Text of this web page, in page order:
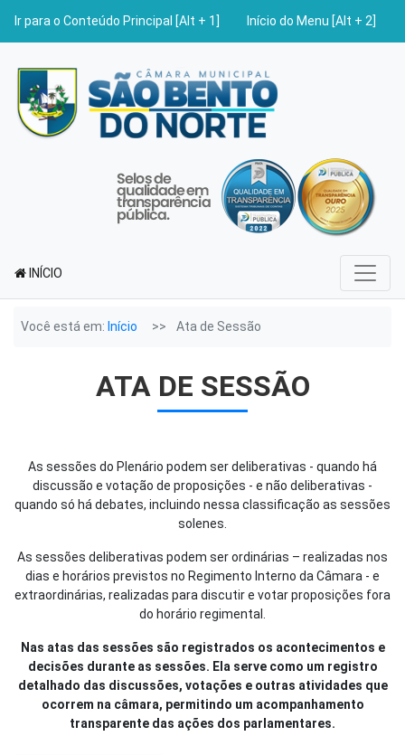
Ir para o Conteúdo Principal [Alt + 1] Início do Menu [Alt + 2]
INÍCIO
Você está em: Início Ata de Sessão
ATA DE SESSÃO
As sessões do Plenário podem ser deliberativas - quando há
discussão e votação de proposições - e não deliberativas -
quando só há debates, incluindo nessa classificação as sessões
solenes.
As sessões deliberativas podem ser ordinárias – realizadas nos
dias e horários previstos no Regimento Interno da Câmara - e
extraordinárias, realizadas para discutir e votar proposições fora
do horário regimental.
Nas atas das sessões são registrados os acontecimentos e
decisões durante as sessões. Ela serve como um registro
detalhado das discussões, votações e outras atividades que
ocorrem na câmara, permitindo um acompanhamento
transparente das ações dos parlamentares.